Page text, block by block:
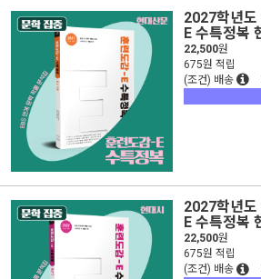
2027학년
E 수특정복
22,500원
675원 적립
(조건) 배송
2027학년
E 수특정복
22,500원
675원 적립
(조건) 배송